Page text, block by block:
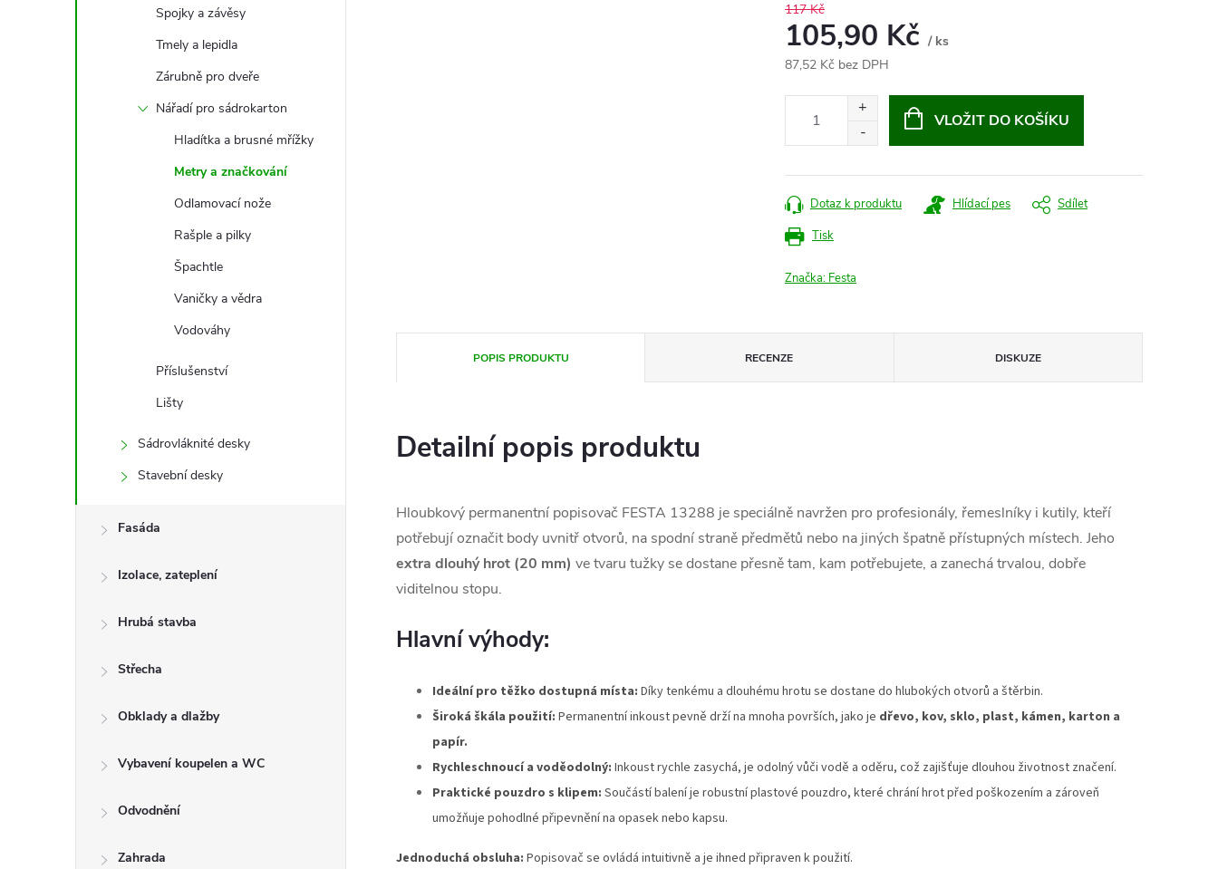
Spojky a závěsy
Tmely a lepidla
Zárubně pro dveře
Nářadí pro sádrokarton
Hladítka a brusné mřížky
Metry a značkování
Odlamovací nože
Rašple a pilky
Špachtle
Vaničky a vědra
Vodováhy
Příslušenství
Lišty
Sádrovláknité desky
Stavební desky
Fasáda
Izolace, zateplení
Hrubá stavba
Střecha
Obklady a dlažby
Vybavení koupelen a WC
Odvodnění
Zahrada
117 Kč
105,90 Kč / ks
87,52 Kč bez DPH
VLOŽIT DO KOŠÍKU
Tisk
Dotaz k produktu Hlídací pes Sdílet
Značka: Festa
POPIS PRODUKTU RECENZE DISKUZE
Detailní popis produktu
Hloubkový permanentní popisovač FESTA 13288 je speciálně navržen pro profesionály, řemeslníky i kutily, kteří
potřebují označit body uvnitř otvorů, na spodní straně předmětů nebo na jiných špatně přístupných místech. Jeho
extra dlouhý hrot (20 mm) ve tvaru tužky se dostane přesně tam, kam potřebujete, a zanechá trvalou, dobře
viditelnou stopu.
Hlavní výhody:
Ideální pro těžko dostupná místa: Díky tenkému a dlouhému hrotu se dostane do hlubokých otvorů a štěrbin.
Široká škála použití: Permanentní inkoust pevně drží na mnoha površích, jako je dřevo, kov, sklo, plast, kámen, karton a
papír.
Rychleschnoucí a voděodolný: Inkoust rychle zasychá, je odolný vůči vodě a oděru, což zajišťuje dlouhou životnost značení.
Praktické pouzdro s klipem: Součástí balení je robustní plastové pouzdro, které chrání hrot před poškozením a zároveň
umožňuje pohodlné připevnění na opasek nebo kapsu.
Jednoduchá obsluha: Popisovač se ovládá intuitivně a je ihned připraven k použití.